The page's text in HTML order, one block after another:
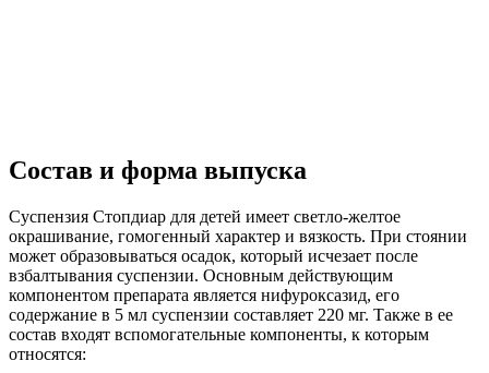
Состав и форма выпуска
Суспензия Стопдиар для детей имеет светло-желтое
окрашивание, гомогенный характер и вязкость. При стоянии
может образовываться осадок, который исчезает после
взбалтывания суспензии. Основным действующим
компонентом препарата является нифуроксазид, его
содержание в 5 мл суспензии составляет 220 мг. Также в ее
состав входят вспомогательные компоненты, к которым
относятся: